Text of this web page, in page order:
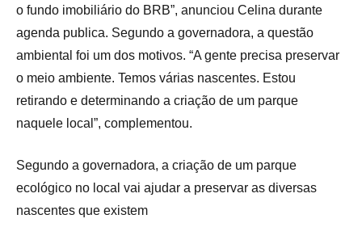
o fundo imobiliário do BRB”, anunciou Celina durante
agenda publica. Segundo a governadora, a questão
ambiental foi um dos motivos. “A gente precisa preservar
o meio ambiente. Temos várias nascentes. Estou
retirando e determinando a criação de um parque
naquele local”, complementou.
Segundo a governadora, a criação de um parque
ecológico no local vai ajudar a preservar as diversas
nascentes que existem